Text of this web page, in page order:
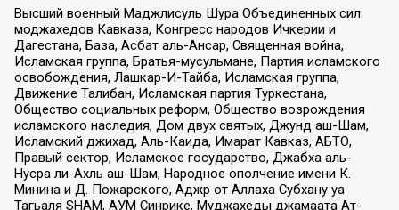
Высший военный Маджлисуль Шура Объединенных сил
моджахедов Кавказа, Конгресс народов Ичкерии и
Дагестана, База, Асбат аль-Ансар, Священная война,
Исламская группа, Братья-мусульмане, Партия исламского
освобождения, Лашкар-И-Тайба, Исламская группа,
Движение Талибан, Исламская партия Туркестана,
Общество социальных реформ, Общество возрождения
исламского наследия, Дом двух святых, Джунд аш-Шам,
Исламский джихад, Аль-Каида, Имарат Кавказ, АБТО,
Правый сектор, Исламское государство, Джабха аль-
Нусра ли-Ахль аш-Шам, Народное ополчение имени К.
Минина и Д. Пожарского, Аджр от Аллаха Субхану уа
Тагьаля SHAM, АУМ Синрике, Муджахеды джамаата Ат-